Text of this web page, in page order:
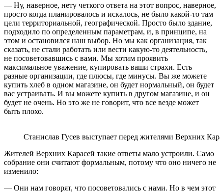
— Ну, наверное, нету четкого ответа на этот вопрос, наверное,
просто когда планировалось и искалось, не было какой-то там
цели территориальной, географической. Просто было здание,
подходило по определенным параметрам, и, в принципе, на
этом и остановился наш выбор. Но мы как организация, так
сказать, не стали работать или вести какую-то деятельность,
не посоветовавшись с вами. Мы хотим проявить
максимальное уважение, купировать ваши страхи. Есть
разные организации, где плюсы, где минусы. Вы же можете
купить хлеб в одном магазине, он будет нормальный, он будет
вас устраивать. И вы можете купить в другом магазине, и он
будет не очень. Но это же не говорит, что все везде может
быть плохо.
Станислав Гусев выступает перед жителями Верхних
Жителей Верхних Карасей такие ответы мало устроили. Само
собрание они считают формальным, потому что оно ничего не
изменило:
— Они нам говорят, что посоветовались с нами. Но в чем этот